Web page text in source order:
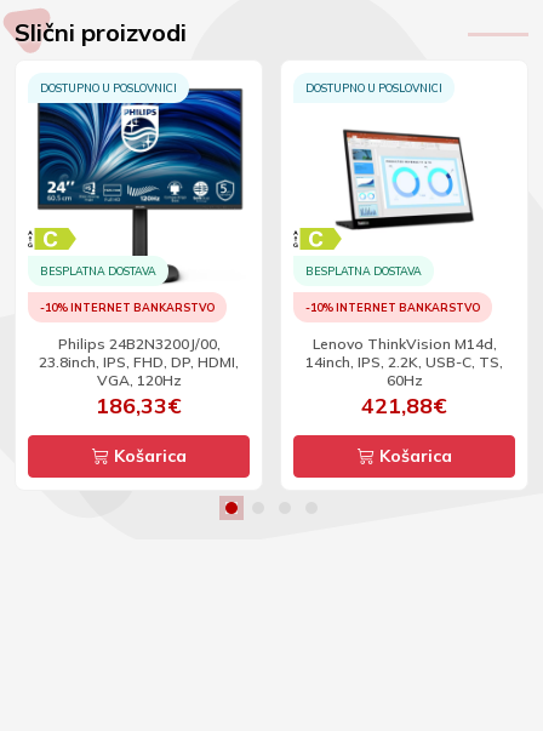
Slični proizvodi
DOSTUPNO U POSLOVNICI
BESPLATNA DOSTAVA
-10% INTERNET BANKARSTVO
Philips 24B2N3200J/00,
23.8inch, IPS, FHD, DP, HDMI,
VGA, 120Hz
186,33€
Košarica
DOSTUPNO U POSLOVNICI
BESPLATNA DOSTAVA
-10% INTERNET BANKARSTVO
Lenovo ThinkVision M14d,
14inch, IPS, 2.2K, USB-C, TS,
60Hz
421,88€
Košarica